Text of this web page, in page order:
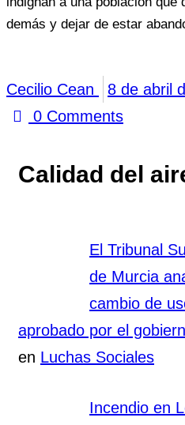
demás y dejar de estar
Cecilio Cean
8 de abril
0 Comments
Calidad del
El Tribunal
de Murcia
cambio de
aprobado por el
en Luchas Sociales
Incendio en